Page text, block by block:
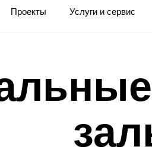
Проекты Услуги и сервис